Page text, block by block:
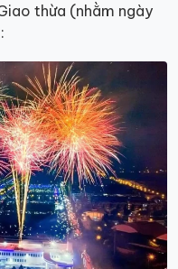
thừa (nhằm ngày